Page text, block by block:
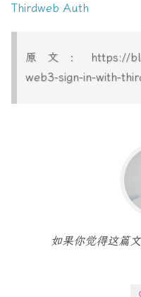
Thirdweb Auth
原文：https://
web3-sign-in-with-
如果你觉得这篇